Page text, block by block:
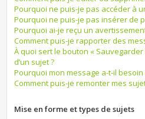
Pourquoi ne puis-je pas accéder à
Pourquoi ne puis-je pas insérer de
Pourquoi ai-je reçu un
Comment puis-je rapporter des
À quoi sert le bouton «
d’un sujet ?
Pourquoi mon message a-t-il besoin
Comment puis-je remonter mes
Mise en forme et types de sujets